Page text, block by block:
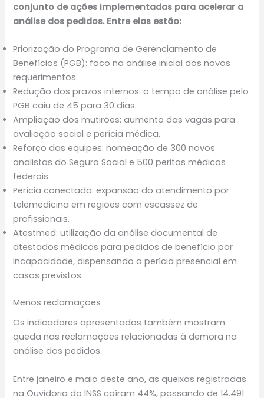
conjunto de ações implementadas para acelerar a
análise dos pedidos. Entre elas estão:
Priorização do Programa de Gerenciamento de
Benefícios (PGB): foco na análise inicial dos novos
requerimentos.
Redução dos prazos internos: o tempo de análise pelo
PGB caiu de 45 para 30 dias.
Ampliação dos mutirões: aumento das vagas para
avaliação social e perícia médica.
Reforço das equipes: nomeação de 300 novos
analistas do Seguro Social e 500 peritos médicos
federais.
Perícia conectada: expansão do atendimento por
telemedicina em regiões com escassez de
profissionais.
Atestmed: utilização da análise documental de
atestados médicos para pedidos de benefício por
incapacidade, dispensando a perícia presencial em
casos previstos.
Menos reclamações
Os indicadores apresentados também mostram
queda nas reclamações relacionadas à demora na
análise dos pedidos.
Entre janeiro e maio deste ano, as queixas registradas
na Ouvidoria do INSS caíram 44%, passando de 14.491